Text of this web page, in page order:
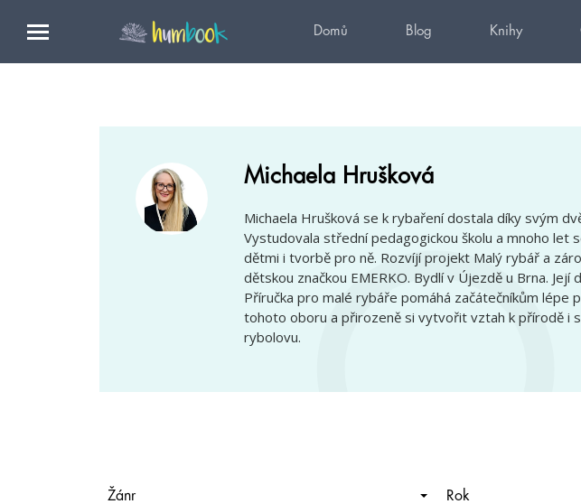
Domů Blog Knihy
Michaela Hrušková
Michaela Hrušková se k rybaření dostala díky svým
Vystudovala střední pedagogickou školu a mnoho let
dětmi i tvorbě pro ně. Rozvíjí projekt Malý rybář a
dětskou značkou EMERKO. Bydlí v Újezdě u Brna. Její
Příručka pro malé rybáře pomáhá začátečníkům lépe
tohoto oboru a přirozeně si vytvořit vztah k přírodě i
rybolovu.
Žánr Rok